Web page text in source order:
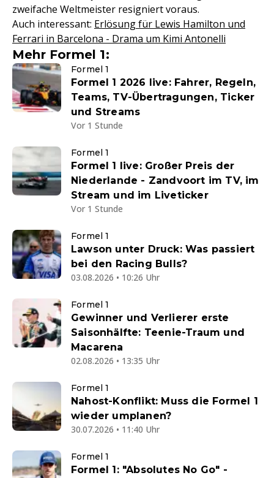
zweifache Weltmeister resigniert voraus.
Auch interessant: Erlösung für Lewis Hamilton und
Ferrari in Barcelona - Drama um Kimi Antonelli
Mehr Formel 1:
Formel 1
Formel 1 2026 live: Fahrer, Regeln,
Teams, TV-Übertragungen, Ticker
und Streams
Vor 1 Stunde
Formel 1
Formel 1 live: Großer Preis der
Niederlande - Zandvoort im TV, im
Stream und im Liveticker
Vor 1 Stunde
Formel 1
Lawson unter Druck: Was passiert
bei den Racing Bulls?
03.08.2026 • 10:26 Uhr
Formel 1
Gewinner und Verlierer erste
Saisonhälfte: Teenie-Traum und
Macarena
02.08.2026 • 13:35 Uhr
Formel 1
Nahost-Konflikt: Muss die Formel 1
wieder umplanen?
30.07.2026 • 11:40 Uhr
Formel 1
Formel 1: "Absolutes No Go" -